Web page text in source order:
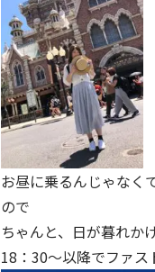
お昼に乗るんじゃなく
ので
ちゃんと、日が暮れか
18：30～以降でファス